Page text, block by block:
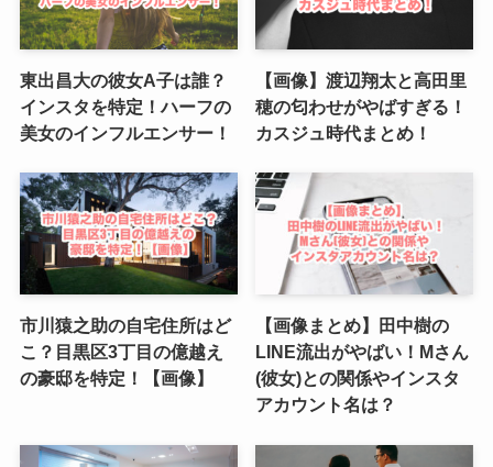
東出昌大の彼女A子は誰？
インスタを特定！ハーフの
美女のインフルエンサー！
【画像】渡辺翔太と高田里
穂の匂わせがやばすぎる！
カスジュ時代まとめ！
市川猿之助の自宅住所はど
こ？目黒区3丁目の億越え
の豪邸を特定！【画像】
【画像まとめ】田中樹の
LINE流出がやばい！Mさん
(彼女)との関係やインスタ
アカウント名は？